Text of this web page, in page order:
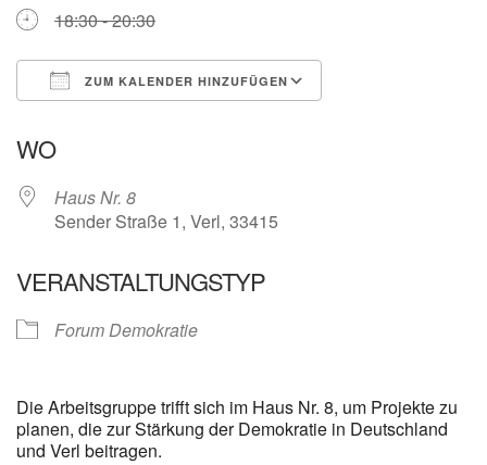
18:30 - 20:30
ZUM KALENDER HINZUFÜGEN
WO
Haus Nr. 8
Sender Straße 1, Verl, 33415
VERANSTALTUNGSTYP
Forum Demokratie
Die Arbeitsgruppe trifft sich im Haus Nr. 8, um Projekte zu
planen, die zur Stärkung der Demokratie in Deutschland
und Verl beitragen.